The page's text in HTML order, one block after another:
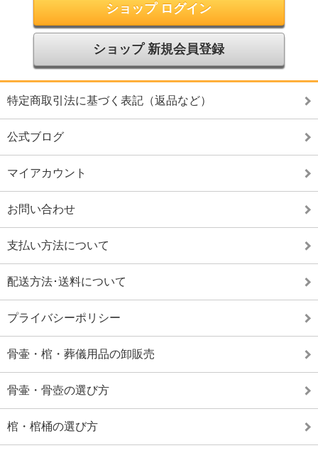
ショップ ログイン
ショップ 新規会員登録
特定商取引法に基づく表記（返品など）
公式ブログ
マイアカウント
お問い合わせ
支払い方法について
配送方法･送料について
プライバシーポリシー
骨壷・棺・葬儀用品の卸販売
骨壷・骨壺の選び方
棺・棺桶の選び方